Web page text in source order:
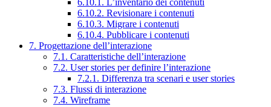
6.10.1. L’inventario dei contenuti
6.10.2. Revisionare i contenuti
6.10.3. Migrare i contenuti
6.10.4. Pubblicare i contenuti
7. Progettazione dell’interazione
7.1. Caratteristiche dell’interazione
7.2. User stories per definire l’interazione
7.2.1. Differenza tra scenari e user stories
7.3. Flussi di interazione
7.4. Wireframe